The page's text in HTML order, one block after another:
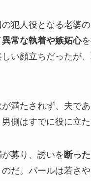
犯人役となる老婆
異常な執着や嫉妬心
い顔立ちだったが
満たされず、夫で
側はすでに役に立た
募り、誘いを 断っ
だ。パールは若さ